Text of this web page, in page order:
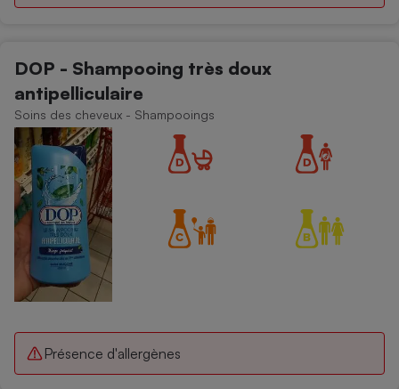
DOP - Shampooing très doux
antipelliculaire
Soins des cheveux - Shampooings
Présence d'allergènes